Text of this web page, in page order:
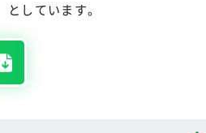
しています。